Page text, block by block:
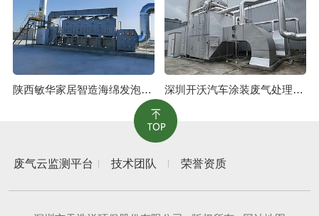
陕西敏华家居智造海绵发泡废气治理工程 深圳开沃汽车涂装废气处理工程
废气云监测平台 技术团队 荣誉资质